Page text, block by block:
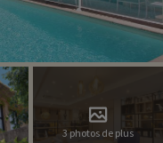
3 photos de plus